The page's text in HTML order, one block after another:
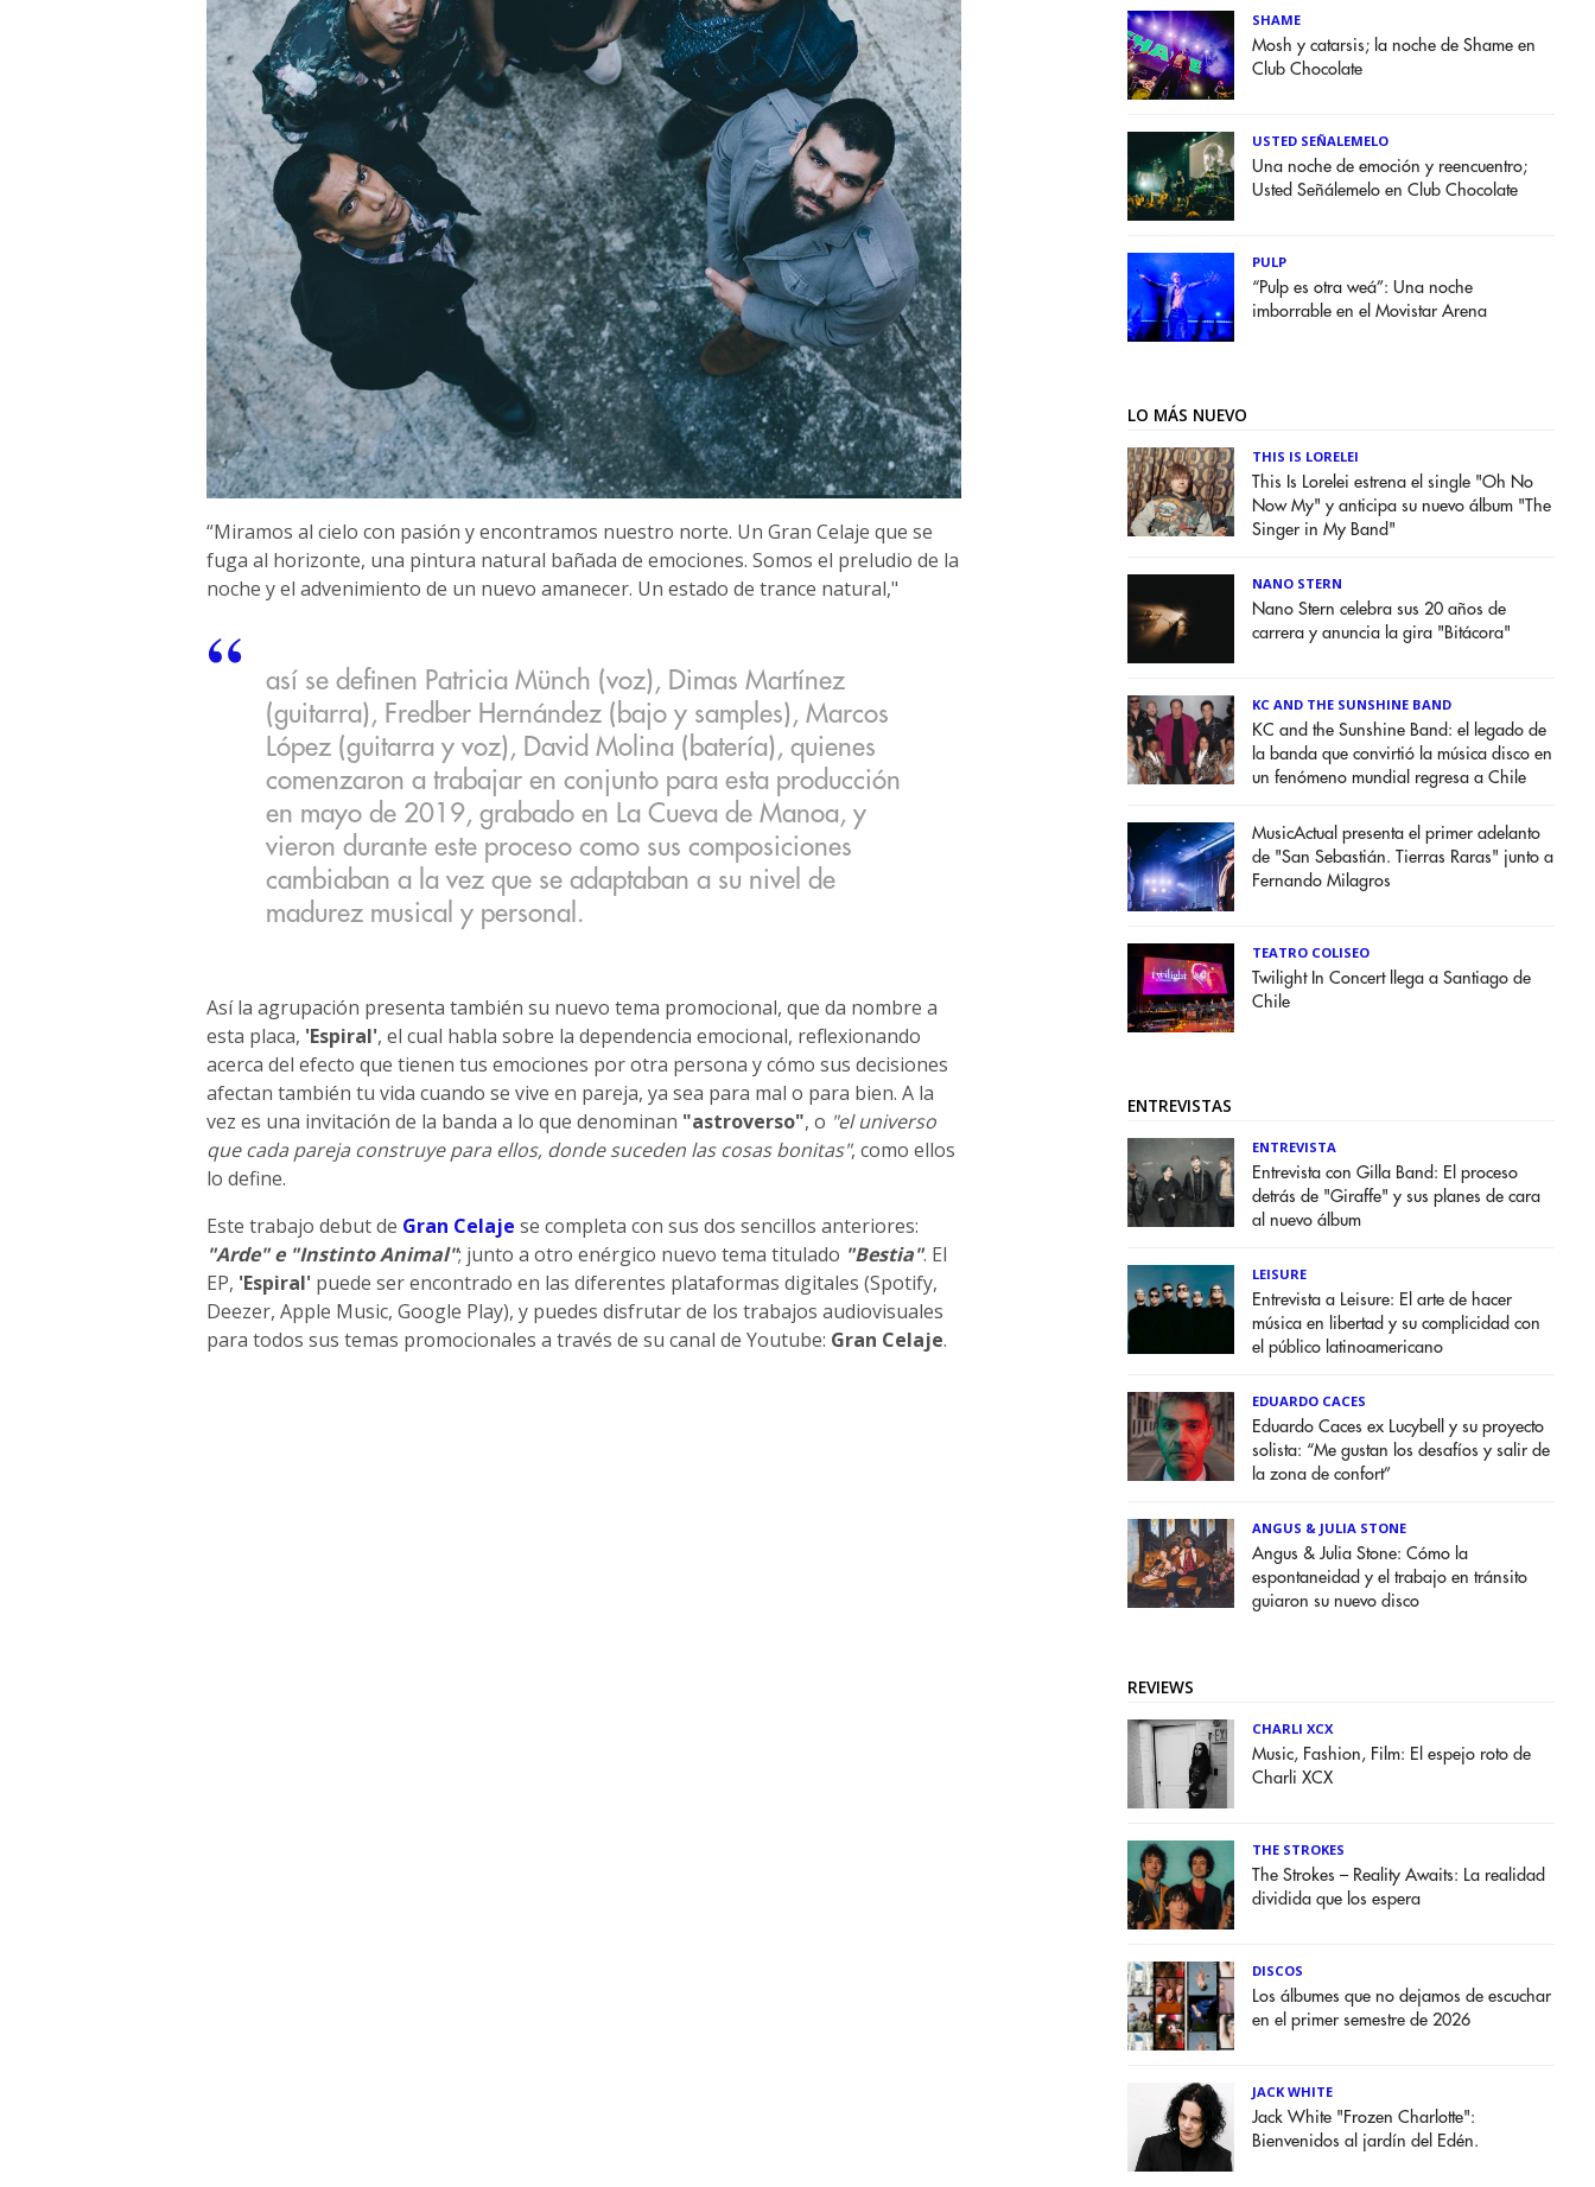
“Miramos al cielo con pasión y encontramos nuestro norte. Un Gran Celaje que se
fuga al horizonte, una pintura natural bañada de emociones. Somos el preludio de la
noche y el advenimiento de un nuevo amanecer. Un estado de trance natural,"
así se definen Patricia Münch (voz), Dimas Martínez
(guitarra), Fredber Hernández (bajo y samples), Marcos
López (guitarra y voz), David Molina (batería), quienes
comenzaron a trabajar en conjunto para esta producción
en mayo de 2019, grabado en La Cueva de Manoa, y
vieron durante este proceso como sus composiciones
cambiaban a la vez que se adaptaban a su nivel de
madurez musical y personal.
Así la agrupación presenta también su nuevo tema promocional, que da nombre a
esta placa, 'Espiral', el cual habla sobre la dependencia emocional, reflexionando
acerca del efecto que tienen tus emociones por otra persona y cómo sus decisiones
afectan también tu vida cuando se vive en pareja, ya sea para mal o para bien. A la
vez es una invitación de la banda a lo que denominan "astroverso", o "el universo
que cada pareja construye para ellos, donde suceden las cosas bonitas", como ellos
lo define.
Este trabajo debut de Gran Celaje se completa con sus dos sencillos anteriores:
"Arde" e "Instinto Animal"; junto a otro enérgico nuevo tema titulado "Bestia". El
EP, 'Espiral'puede ser encontrado en las diferentes plataformas digitales (Spotify,
Deezer, Apple Music, Google Play), y puedes disfrutar de los trabajos audiovisuales
para todos sus temas promocionales a través de su canal de Youtube: Gran Celaje.
SHAME
Mosh y catarsis; la noche de Shame en
Club Chocolate
USTED SEÑALEMELO
Una noche de emoción y reencuentro;
Usted Señálemelo en Club Chocolate
PULP
“Pulp es otra weá”: Una noche
imborrable en el Movistar Arena
LO MÁS NUEVO
THIS IS LORELEI
This Is Lorelei estrena el single "Oh No
Now My" y anticipa su nuevo álbum "The
Singer in My Band"
NANO STERN
Nano Stern celebra sus 20 años de
carrera y anuncia la gira "Bitácora"
KC AND THE SUNSHINE BAND
KC and the Sunshine Band: el legado de
la banda que convirtió la música disco en
un fenómeno mundial regresa a Chile
MusicActual presenta el primer adelanto
de "San Sebastián. Tierras Raras" junto a
Fernando Milagros
TEATRO COLISEO
Twilight In Concert llega a Santiago de
Chile
ENTREVISTAS
ENTREVISTA
Entrevista con Gilla Band: El proceso
detrás de "Giraffe" y sus planes de cara
al nuevo álbum
LEISURE
Entrevista a Leisure: El arte de hacer
música en libertad y su complicidad con
el público latinoamericano
EDUARDO CACES
Eduardo Caces ex Lucybell y su proyecto
solista: “Me gustan los desafíos y salir de
la zona de confort”
ANGUS & JULIA STONE
Angus & Julia Stone: Cómo la
espontaneidad y el trabajo en tránsito
guiaron su nuevo disco
REVIEWS
CHARLI XCX
Music, Fashion, Film: El espejo roto de
Charli XCX
THE STROKES
The Strokes – Reality Awaits: La realidad
dividida que los espera
DISCOS
Los álbumes que no dejamos de escuchar
en el primer semestre de 2026
JACK WHITE
Jack White "Frozen Charlotte":
Bienvenidos al jardín del Edén.